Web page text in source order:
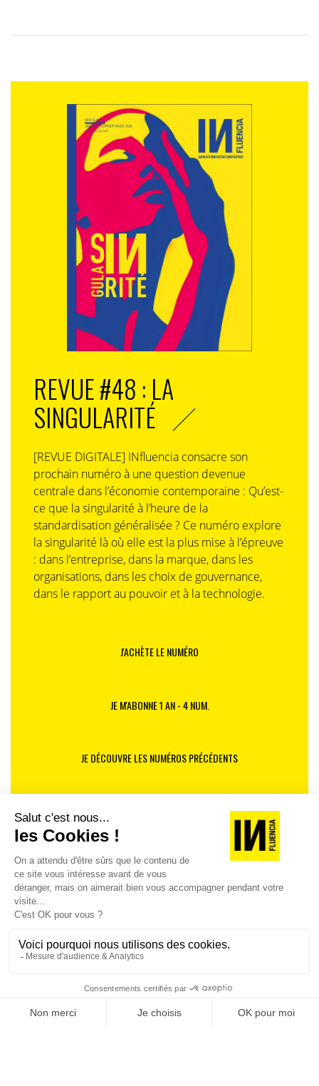
REVUE #48 : LA
SINGULARITÉ
[REVUE DIGITALE] INfluencia consacre son
prochain numéro à une question devenue
centrale dans l’économie contemporaine : Qu’est-
ce que la singularité à l’heure de la
standardisation généralisée ? Ce numéro explore
la singularité là où elle est la plus mise à l’épreuve
: dans l’entreprise, dans la marque, dans les
organisations, dans les choix de gouvernance,
dans le rapport au pouvoir et à la technologie.
J'ACHÈTE LE NUMÉRO
JE M'ABONNE 1 AN - 4 NUM.
JE DÉCOUVRE LES NUMÉROS PRÉCÉDENTS